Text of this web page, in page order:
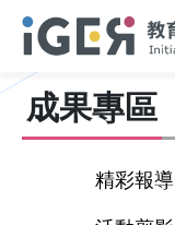
成果專區
精彩報導